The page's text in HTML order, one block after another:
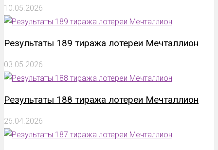
10.05.2026
Результаты 189 тиража лотереи Мечталлион
03.05.2026
Результаты 188 тиража лотереи Мечталлион
26.04.2026